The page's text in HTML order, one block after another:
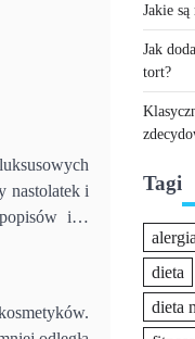
nastolatek i
popisów i…
Jakie
Jak
tort?
Tagi
alergia
dieta
dieta